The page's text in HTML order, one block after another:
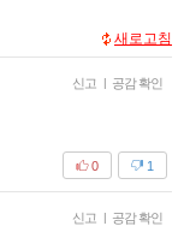
새로고침
신고 | 공감 확인
1
0
신고 | 공감 확인